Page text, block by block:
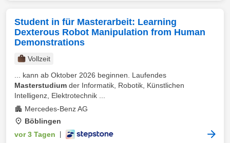
Student in für Masterarbeit: Learning
Dexterous Robot Manipulation from Human
Demonstrations
Vollzeit
... kann ab Oktober 2026 beginnen. Laufendes
Masterstudium der Informatik, Robotik, Künstlichen
Intelligenz, Elektrotechnik ...
Mercedes-Benz AG
Böblingen
vor 3 Tagen